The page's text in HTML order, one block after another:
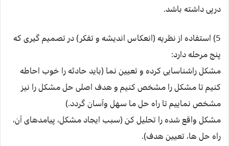
درپی داشته باشد.
5) استفاده از نظریه (انعکاس اندیشه و تفکر) در تصمیم گیری که
پنج مرحله دارد:
مشکل راشناسایی کرده و تعیین نما (باید حادثه را خوب احاطه
کنیم تا مشکل را مشخص کنیم و هدف اصلی حل مشکل را نیز
مشخص نماییم تا راه حل ما سهل وآسان گردد.)
مشکل واقع شده را تحلیل کن (سبب ایجاد مشکل، پیامدهای آن،
راه حل ها، تعیین هدف).